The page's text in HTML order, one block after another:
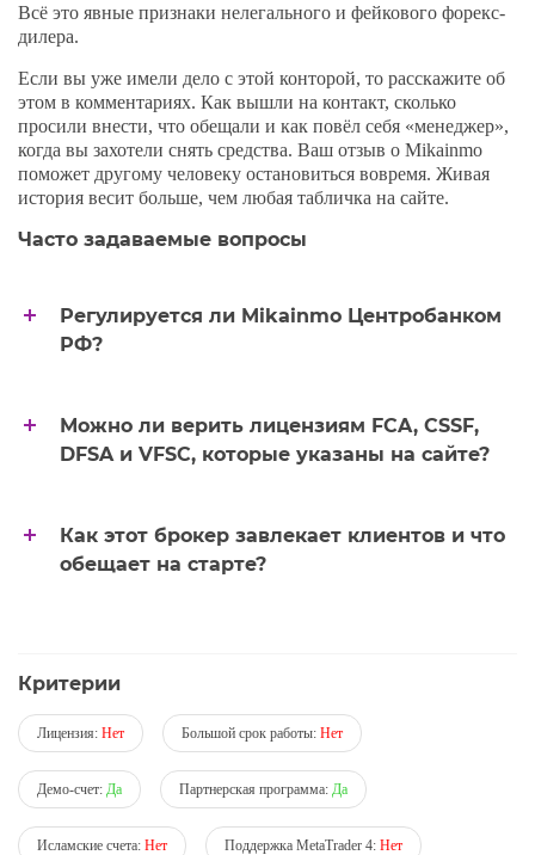
Всё это явные признаки нелегального и фейкового форекс-
дилера.
Если вы уже имели дело с этой конторой, то расскажите об
этом в комментариях. Как вышли на контакт, сколько
просили внести, что обещали и как повёл себя «менеджер»,
когда вы захотели снять средства. Ваш отзыв о Mikainmo
поможет другому человеку остановиться вовремя. Живая
история весит больше, чем любая табличка на сайте.
Часто задаваемые вопросы
Регулируется ли Mikainmo Центробанком
РФ?
Можно ли верить лицензиям FCA, CSSF,
DFSA и VFSC, которые указаны на сайте?
Как этот брокер завлекает клиентов и что
обещает на старте?
Критерии
Лицензия: Нет Большой срок работы: Нет
Демо-счет: Да Партнерская программа: Да
Исламские счета: Нет Поддержка MetaTrader 4: Нет